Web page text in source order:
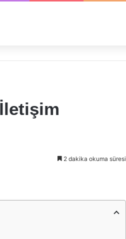
2 dakika okuma süresi